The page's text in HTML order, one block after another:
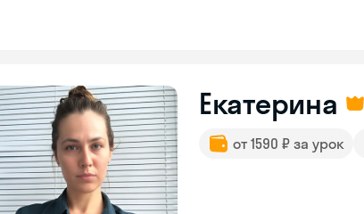
Екатерина
от 1590 ₽ за урок